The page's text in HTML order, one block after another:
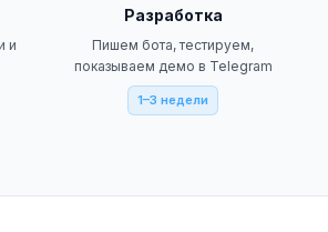
и
Разработка
Пишем бота, тестируем,
показываем демо в Telegram
1–3 недели